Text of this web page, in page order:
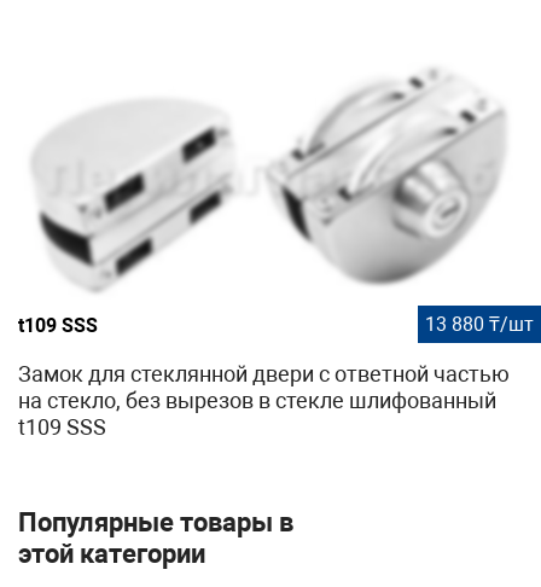
t109 SSS 13 880 ₸/шт
Замок для стеклянной двери с ответной частью
на стекло, без вырезов в стекле шлифованный
t109 SSS
Популярные товары в
этой категории